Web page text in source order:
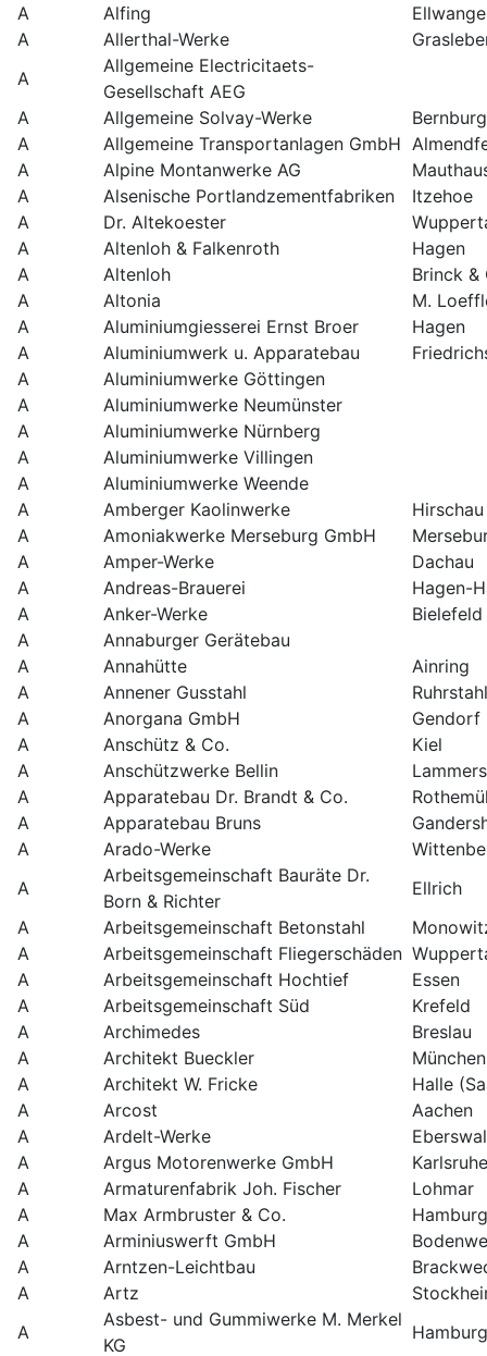
A
Alfing
A
Allerthal-Werke
A
Allgemeine Electricitaets-
Gesellschaft AEG
A
Allgemeine Solvay-Werke
Bernburg
A
Allgemeine Transportanlagen GmbH
A
Alpine Montanwerke AG
A
Alsenische Portlandzementfabriken
Itzehoe
A
Dr. Altekoester
A
Altenloh & Falkenroth
Hagen
A
Altenloh
Brinck &
A
Altonia
M.
A
Aluminiumgiesserei Ernst Broer
Hagen
A
Aluminiumwerk u. Apparatebau
A
Aluminiumwerke Göttingen
A
Aluminiumwerke Neumünster
A
Aluminiumwerke Nürnberg
A
Aluminiumwerke Villingen
A
Aluminiumwerke Weende
A
Amberger Kaolinwerke
Hirschau
A
Amoniakwerke Merseburg GmbH
A
Amper-Werke
Dachau
A
Andreas-Brauerei
Hagen-
A
Anker-Werke
Bielefeld
A
Annaburger Gerätebau
A
Annahütte
Ainring
A
Annener Gusstahl
A
Anorgana GmbH
Gendorf
A
Anschütz & Co.
Kiel
A
Anschützwerke Bellin
A
Apparatebau Dr. Brandt & Co.
A
Apparatebau Bruns
A
Arado-Werke
A
Arbeitsgemeinschaft Bauräte Dr.
Born & Richter
Ellrich
A
Arbeitsgemeinschaft Betonstahl
A
Arbeitsgemeinschaft Fliegerschäden
A
Arbeitsgemeinschaft Hochtief
Essen
A
Arbeitsgemeinschaft Süd
Krefeld
A
Archimedes
Breslau
A
Architekt Bueckler
München
A
Architekt W. Fricke
Halle
A
Arcost
Aachen
A
Ardelt-Werke
A
Argus Motorenwerke GmbH
Karlsruhe
A
Armaturenfabrik Joh. Fischer
Lohmar
A
Max Armbruster & Co.
A
Arminiuswerft GmbH
A
Arntzen-Leichtbau
A
Artz
A
Asbest- und Gummiwerke M. Merkel
KG
Hamburg